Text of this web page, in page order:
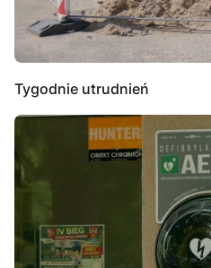
Tygodnie utrudnień